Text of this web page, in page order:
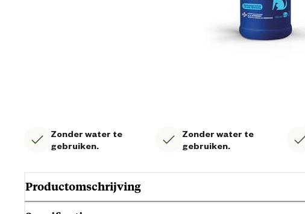
Zonder water te
gebruiken.
Zonder water te
gebruiken.
Productomschrijving